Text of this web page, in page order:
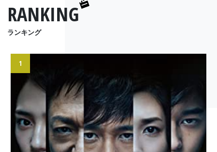
RANKING
ランキング
1